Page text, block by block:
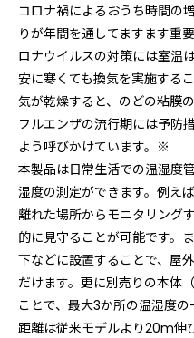
コロナ禍によるおうち時間の
りが年間を通してますます重
ロナウイルスの対策には室温
安に寒くても換気を実施する
気が乾燥すると、のどの粘膜
フルエンザの流行期には予防
よう呼びかけています。※
本製品は日常生活での温湿度
湿度の測定ができます。例え
離れた場所からモニタリング
的に見守ることが可能です。
下などに設置することで、屋
だけます。更に別売りの本体
ことで、最大3か所の温湿度
距離は従来モデルより20m伸